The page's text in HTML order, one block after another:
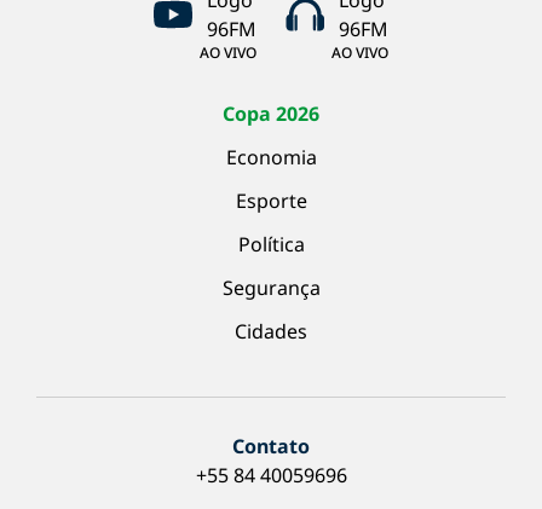
AO VIVO AO VIVO
Copa 2026
Economia
Esporte
Política
Segurança
Cidades
Contato
+55 84 40059696